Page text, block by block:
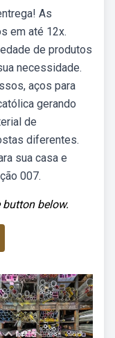
As
em até 12x.
de produtos
necessidade.
aços para
gerando
de
diferentes.
sua casa e
007.
below.